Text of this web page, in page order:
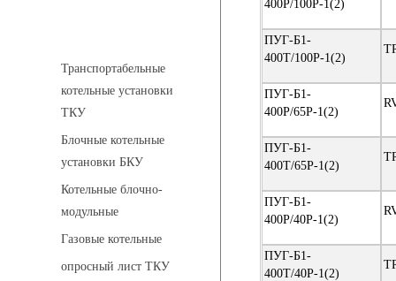
Транспортабельные
котельные установки
ТКУ
Блочные котельные
установки БКУ
Котельные блочно-
модульные
Газовые котельные
опросный лист ТКУ
400Р/100Р-1(2)
ПУГ-Б1-
400Т/100Р-1(2)
ПУГ-Б1-
400Р/65Р-1(2)
ПУГ-Б1-
400Т/65Р-1(2)
ПУГ-Б1-
400Р/40Р-1(2)
ПУГ-Б1-
400Т/40Р-1(2)